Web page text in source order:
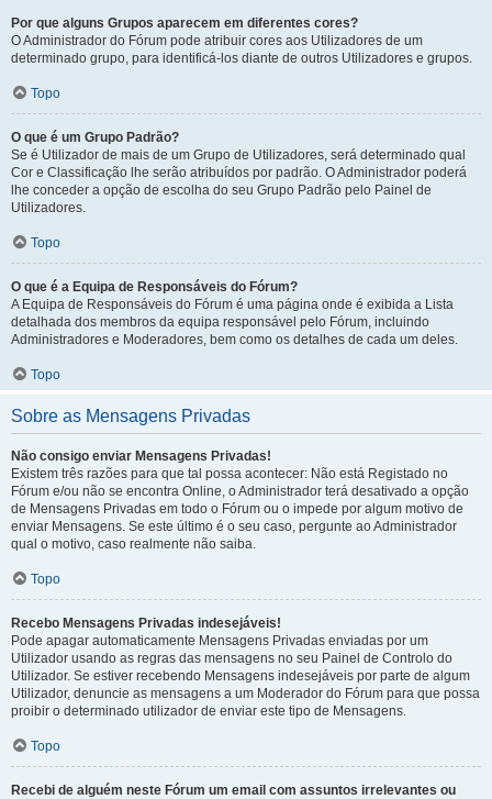
Por que alguns Grupos aparecem em diferentes cores?
O Administrador do Fórum pode atribuir cores aos Utilizadores de um
determinado grupo, para identificá-los diante de outros Utilizadores e grupos.
Topo
O que é um Grupo Padrão?
Se é Utilizador de mais de um Grupo de Utilizadores, será determinado qual
Cor e Classificação lhe serão atribuídos por padrão. O Administrador poderá
lhe conceder a opção de escolha do seu Grupo Padrão pelo Painel de
Utilizadores.
Topo
O que é a Equipa de Responsáveis do Fórum?
A Equipa de Responsáveis do Fórum é uma página onde é exibida a Lista
detalhada dos membros da equipa responsável pelo Fórum, incluindo
Administradores e Moderadores, bem como os detalhes de cada um deles.
Topo
Sobre as Mensagens Privadas
Não consigo enviar Mensagens Privadas!
Existem três razões para que tal possa acontecer: Não está Registado no
Fórum e/ou não se encontra Online, o Administrador terá desativado a opção
de Mensagens Privadas em todo o Fórum ou o impede por algum motivo de
enviar Mensagens. Se este último é o seu caso, pergunte ao Administrador
qual o motivo, caso realmente não saiba.
Topo
Recebo Mensagens Privadas indesejáveis!
Pode apagar automaticamente Mensagens Privadas enviadas por um
Utilizador usando as regras das mensagens no seu Painel de Controlo do
Utilizador. Se estiver recebendo Mensagens indesejáveis por parte de algum
Utilizador, denuncie as mensagens a um Moderador do Fórum para que possa
proibir o determinado utilizador de enviar este tipo de Mensagens.
Topo
Recebi de alguém neste Fórum um email com assuntos irrelevantes ou